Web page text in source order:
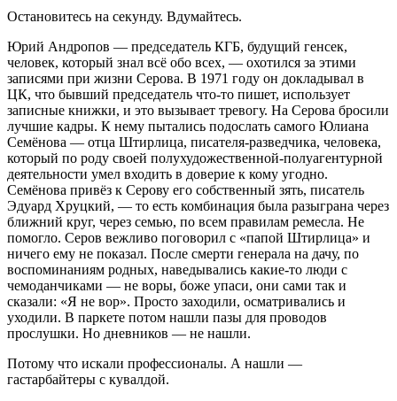
Остановитесь на секунду. Вдумайтесь.
Юрий Андропов — председатель КГБ, будущий генсек,
человек, который знал всё обо всех, — охотился за этими
записями при жизни Серова. В 1971 году он докладывал в
ЦК, что бывший председатель что-то пишет, использует
записные книжки, и это вызывает тревогу. На Серова бросили
лучшие кадры. К нему пытались подослать самого Юлиана
Семёнова — отца Штирлица, писателя-разведчика, человека,
который по роду своей полухудожественной-полуагентурной
деятельности умел входить в доверие к кому угодно.
Семёнова привёз к Серову его собственный зять, писатель
Эдуард Хруцкий, — то есть комбинация была разыграна через
ближний круг, через семью, по всем правилам ремесла. Не
помогло. Серов вежливо поговорил с «папой Штирлица» и
ничего ему не показал. После смерти генерала на дачу, по
воспоминаниям родных, наведывались какие-то люди с
чемоданчиками — не воры, боже упаси, они сами так и
сказали: «Я не вор». Просто заходили, осматривались и
уходили. В паркете потом нашли пазы для проводов
прослушки. Но дневников — не нашли.
Потому что искали профессионалы. А нашли —
гастарбайтеры с кувалдой.